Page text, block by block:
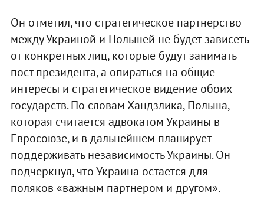
Он отметил, что стратегическое партнерство
между Украиной и Польшей не будет зависеть
от конкретных лиц, которые будут занимать
пост президента, а опираться на общие
интересы и стратегическое видение обоих
государств. По словам Хандзлика, Польша,
которая считается адвокатом Украины в
Евросоюзе, и в дальнейшем планирует
поддерживать независимость Украины. Он
подчеркнул, что Украина остается для
поляков «важным партнером и другом».